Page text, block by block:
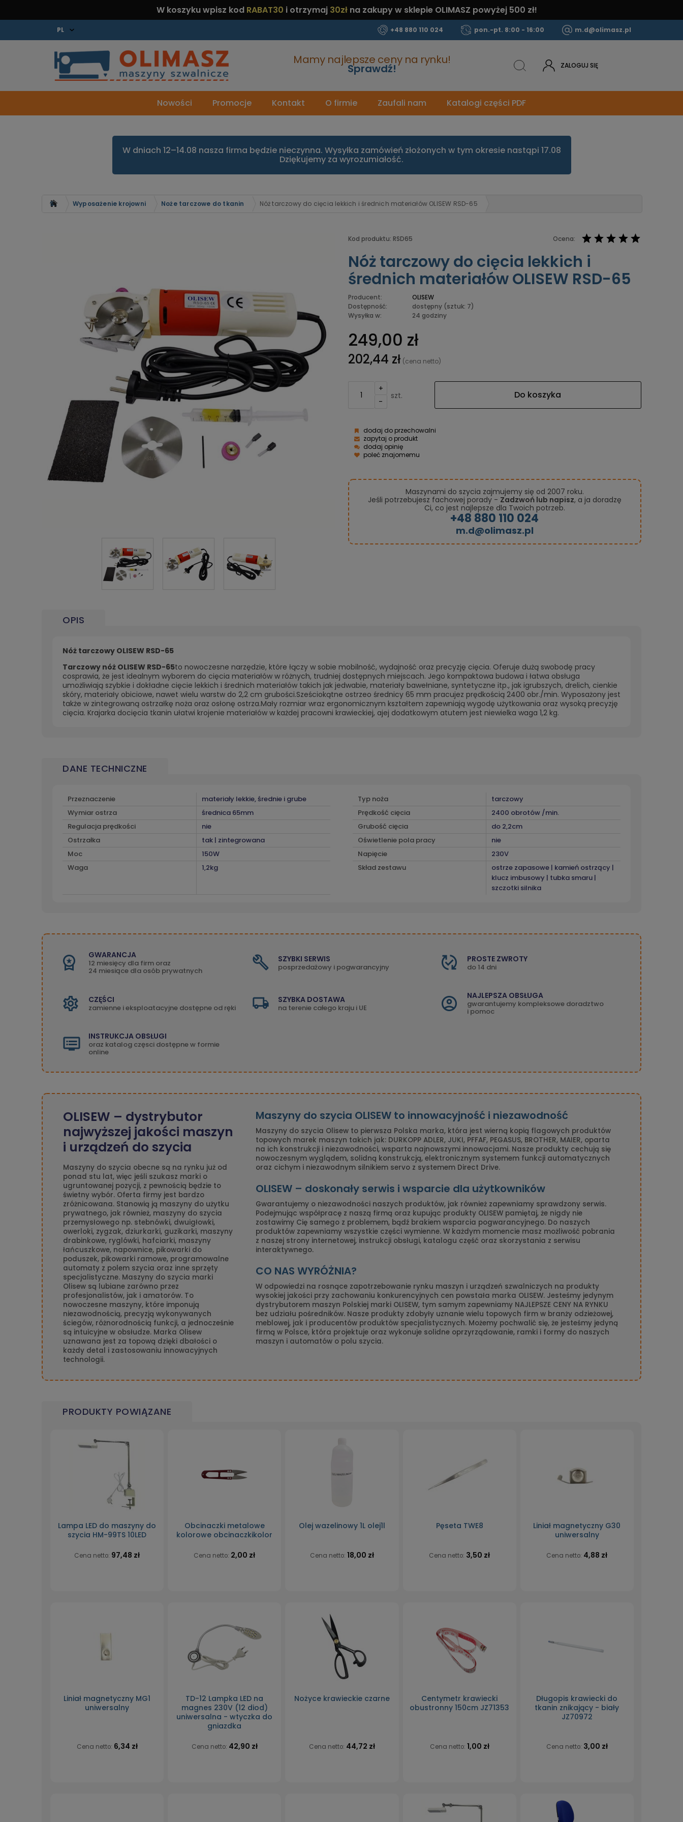
W koszyku wpisz kod RABAT30 i otrzymaj 30złna zakupy w sklepie OLIMASZ powyżej 500 zł!
+48 880 110 024 pon.-pt. 8:00 - 16:00 m.d@olimasz.pl
Mamy najlepsze ceny na rynku!
Sprawdź!
ZALOGUJ SIĘ
Nowości Promocje Kontakt O firmie Zaufali nam Katalogi części PDF
W dniach 12–14.08 nasza firma będzie nieczynna. Wysyłka zamówień złożonych w tym okresie nastąpi 17.08
Dziękujemy za wyrozumiałość.
Strona główna Wyposażenie krojowni Noże tarczowe do tkanin Nóż tarczowy do cięcia lekkich i średnich materiałów OLISEW RSD-65
Ocena:
Kod produktu: RSD65
Nóż tarczowy do cięcia lekkich i
średnich materiałów OLISEW RSD-65
Producent:
OLISEW
Dostępność:
dostępny (sztuk: 7)
Wysyłka w:
24 godziny
249,00 zł
202,44 zł (cena netto)
+
-
szt. Do koszyka
dodaj do przechowalni
zapytaj o produkt
dodaj opinię
poleć znajomemu
Maszynami do szycia zajmujemy się od 2007 roku.
Jeśli potrzebujesz fachowej porady - Zadzwoń lub napisz, a ja doradzę
Ci, co jest najlepsze dla Twoich potrzeb.
+48 880 110 024
m.d@olimasz.pl
OPIS
Nóż tarczowy OLISEW RSD-65
Tarczowy nóż OLISEW RSD-65to nowoczesne narzędzie, które łączy w sobie mobilność, wydajność oraz precyzję cięcia. Oferuje dużą swobodę pracy
cosprawia, że jest idealnym wyborem do cięcia materiałów w różnych, trudniej dostępnych miejscach. Jego kompaktowa budowa i łatwa obsługa
umożliwiają szybkie i dokładne cięcie lekkich i średnich materiałów takich jak jedwabie, materiały bawełniane, syntetyczne itp., jak igrubszych, drelich, cienkie
skóry, materiały obiciowe, nawet wielu warstw do 2,2 cm grubości.Sześciokątne ostrzeo średnicy 65 mm pracujez prędkością 2400 obr./min. Wyposażony jest
także w zintegrowaną ostrzałkę noża oraz osłonę ostrza.Mały rozmiar wraz ergonomicznym kształtem zapewniają wygodę użytkowania oraz wysoką precyzję
cięcia. Krajarka docięcia tkanin ułatwi krojenie materiałów w każdej pracowni krawieckiej, ajej dodatkowym atutem jest niewielka waga 1,2 kg.
DANE TECHNICZNE
Przeznaczenie materiały lekkie, średnie i grube Typ noża
tarczowy
Wymiar ostrza
średnica 65mm Prędkość cięcia
2400 obrotów /min.
Regulacja prędkości
nie Grubość cięcia
do 2,2cm
Ostrzałka
tak | zintegrowana Oświetlenie pola pracy
nie
Moc
150W Napięcie
230V
Waga
1,2kg Skład zestawu
ostrze zapasowe | kamień ostrzący |
klucz imbusowy | tubka smaru |
szczotki silnika
GWARANCJA
12 miesięcy dla firm oraz
24 miesiące dla osób prywatnych
SZYBKI SERWIS
posprzedażowy i pogwarancyjny
PROSTE ZWROTY
do 14 dni
CZĘŚCI
zamienne i eksploatacyjne dostępne od ręki
SZYBKA DOSTAWA
na terenie całego kraju i UE
NAJLEPSZA OBSŁUGA
gwarantujemy kompleksowe doradztwo
i pomoc
INSTRUKCJA OBSŁUGI
oraz katalog częsci dostępne w formie
online
OLISEW – dystrybutor
najwyższej jakości maszyn
i urządzeń do szycia
Maszyny do szycia obecne są na rynku już od
ponad stu lat, więc jeśli szukasz marki o
ugruntowanej pozycji, z pewnością będzie to
świetny wybór. Oferta firmy jest bardzo
zróżnicowana. Stanowią ją maszyny do użytku
prywatnego, jak również, maszyny do szycia
przemysłowego np. stebnówki, dwuigłowki,
owerloki, zygzak, dziurkarki, guzikarki, maszyny
drabinkowe, ryglówki, hafciarki, maszyny
łańcuszkowe, napownice, pikowarki do
poduszek, pikowarki ramowe, programowalne
automaty z polem szycia oraz inne sprzęty
specjalistyczne. Maszyny do szycia marki
Olisew są lubiane zarówno przez
profesjonalistów, jak i amatorów. To
nowoczesne maszyny, które imponują
niezawodnością, precyzją wykonywanych
ściegów, różnorodnością funkcji, a jednocześnie
są intuicyjne w obsłudze. Marka Olisew
uznawana jest za topową dzięki dbałości o
każdy detal i zastosowaniu innowacyjnych
technologii.
Maszyny do szycia OLISEW to innowacyjność i niezawodność
Maszyny do szycia Olisew to pierwsza Polska marka, która jest wierną kopią flagowych produktów
topowych marek maszyn takich jak: DURKOPP ADLER, JUKI, PFFAF, PEGASUS, BROTHER, MAIER, oparta
na ich konstrukcji i niezawodności, wsparta najnowszymi innowacjami. Nasze produkty cechują się
nowoczesnym wyglądem, solidną konstrukcją, elektronicznym systemem funkcji automatycznych
oraz cichym i niezawodnym silnikiem servo z systemem Direct Drive.
OLISEW – doskonały serwis i wsparcie dla użytkowników
Gwarantujemy o niezawodności naszych produktów, jak również zapewniamy sprawdzony serwis.
Podejmując współpracę z naszą firmą oraz kupując produkty OLISEW pamiętaj, że nigdy nie
zostawimy Cię samego z problemem, bądź brakiem wsparcia pogwarancyjnego. Do naszych
produktów zapewniamy wszystkie części wymienne. W każdym momencie masz możliwość pobrania
z naszej strony internetowej, instrukcji obsługi, katalogu część oraz skorzystania z serwisu
interaktywnego.
CO NAS WYRÓŻNIA?
W odpowiedzi na rosnące zapotrzebowanie rynku maszyn i urządzeń szwalniczych na produkty
wysokiej jakości przy zachowaniu konkurencyjnych cen powstała marka OLISEW. Jesteśmy jedynym
dystrybutorem maszyn Polskiej marki OLISEW, tym samym zapewniamy NAJLEPSZE CENY NA RYNKU
bez udziału pośredników. Nasze produkty zdobyły uznanie wielu topowych firm w branży odzieżowej,
meblowej, jak i producentów produktów specjalistycznych. Możemy pochwalić się, że jesteśmy jedyną
firmą w Polsce, która projektuje oraz wykonuje solidne oprzyrządowanie, ramki i formy do naszych
maszyn i automatów o polu szycia.
PRODUKTY POWIĄZANE
Lampa LED do maszyny do
szycia HM-99TS 10LED
Cena netto: 97,48 zł
Obcinaczki metalowe
kolorowe obcinaczkikolor
Cena netto: 2,00 zł
Olej wazelinowy 1L olej1l
Cena netto: 18,00 zł
Pęseta TWE8
Cena netto: 3,50 zł
Liniał magnetyczny G30
uniwersalny
Cena netto: 4,88 zł
Liniał magnetyczny MG1
uniwersalny
Cena netto: 6,34 zł
TD-12 Lampka LED na
magnes 230V (12 diod)
uniwersalna - wtyczka do
gniazdka
Cena netto: 42,90 zł
Nożyce krawieckie czarne
Cena netto: 44,72 zł
Centymetr krawiecki
obustronny 150cm JZ71353
Cena netto: 1,00 zł
Długopis krawiecki do
tkanin znikający - biały
JZ70972
Cena netto: 3,00 zł